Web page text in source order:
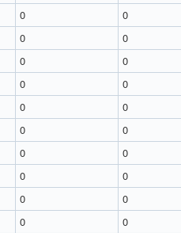
0 0
0 0
0 0
0 0
0 0
0 0
0 0
0 0
0 0
0 0